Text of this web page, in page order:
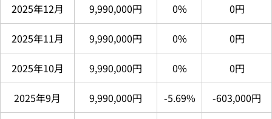
2025年12月 9,990,000円 0% 0円
2025年11月 9,990,000円 0% 0円
2025年10月 9,990,000円 0% 0円
2025年9月 9,990,000円 -5.69% -603,000円